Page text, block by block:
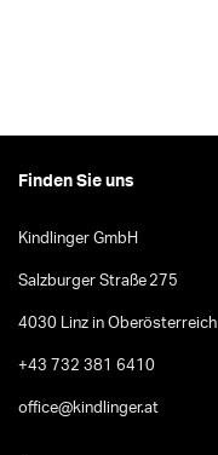
Finden Sie uns
Kindlinger GmbH
Salzburger Straße 275
4030 Linz in Oberösterreich
+43 732 381 6410
office@kindlinger.at